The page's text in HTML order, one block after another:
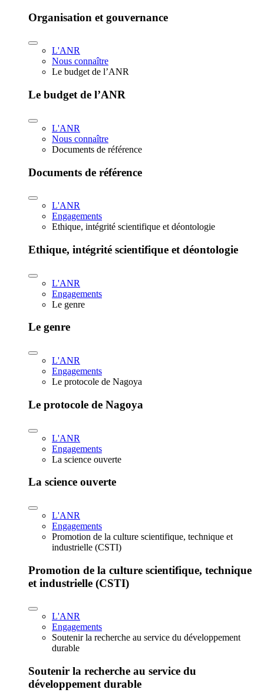
Organisation et gouvernance
L'ANR
Nous connaître
Le budget de l’ANR
Le budget de l’ANR
L'ANR
Nous connaître
Documents de référence
Documents de référence
L'ANR
Engagements
Ethique, intégrité scientifique et déontologie
Ethique, intégrité scientifique et déontologie
L'ANR
Engagements
Le genre
Le genre
L'ANR
Engagements
Le protocole de Nagoya
Le protocole de Nagoya
L'ANR
Engagements
La science ouverte
La science ouverte
L'ANR
Engagements
Promotion de la culture scientifique, technique et
industrielle (CSTI)
Promotion de la culture scientifique, technique
et industrielle (CSTI)
L'ANR
Engagements
Soutenir la recherche au service du développement
durable
Soutenir la recherche au service du
développement durable